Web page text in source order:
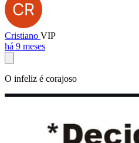
Cristiano VIP
há 9 meses
O infeliz é corajoso